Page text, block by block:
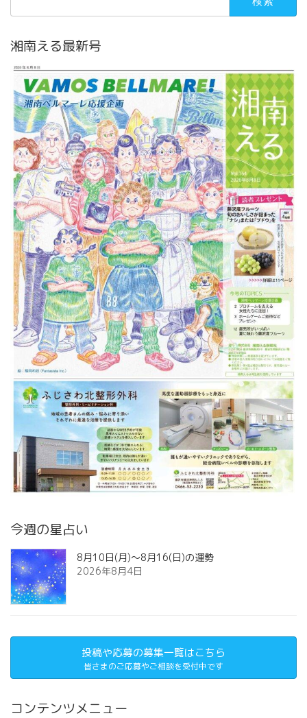
湘南える最新号
今週の星占い
8月10日(月)～8月16(日)の運勢
2026年8月4日
投稿や応募の募集一覧はこちら
皆さまのご応募やご相談を受付中です
コンテンツメニュー